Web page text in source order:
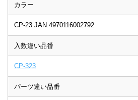
カラー
CP-23 JAN:4970116002792
入数違い品番
CP-323
パーツ違い品番